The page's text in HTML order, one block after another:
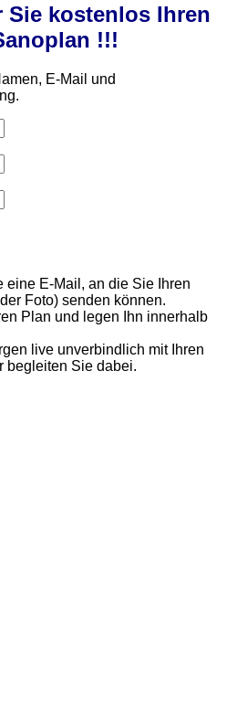
kostenlos Ihren
!!!
E‑Mail und
eine E‑Mail, an die Sie Ihren
Foto) senden können.
Plan und legen Ihn innerhalb
live unverbindlich mit Ihren
begleiten Sie dabei.